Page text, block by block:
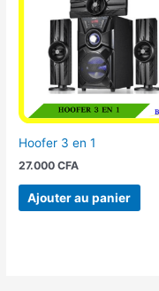
Hoofer 3 en 1
27.000CFA
Ajouter au panier